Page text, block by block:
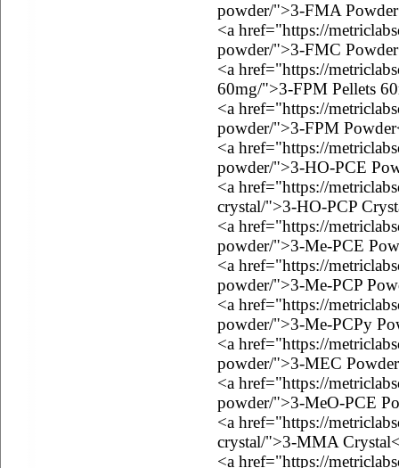
powder/">3-FMA
<a href="https://
powder/">3-FMC
<a href="https://
60mg/">3-FPM Pellets
<a href="https://
powder/">3-FPM
<a href="https://
powder/">3-HO-PCE
<a href="https://
crystal/">3-HO-PCP
<a href="https://
powder/">3-Me-PCE
<a href="https://
powder/">3-Me-PCP
<a href="https://
powder/">3-Me-PCPy
<a href="https://
powder/">3-MEC
<a href="https://
powder/">3-MeO-PCE
<a href="https://
crystal/">3-MMA
<a href="https://